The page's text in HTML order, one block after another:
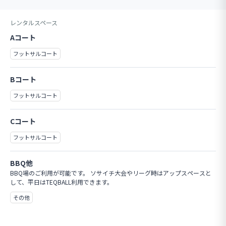
レンタルスペース
Aコート
フットサルコート
Bコート
フットサルコート
Cコート
フットサルコート
BBQ他
BBQ場のご利用が可能です。 ソサイチ大会やリーグ時はアップスペースと
して、平日はTEQBALL利用できます。
その他